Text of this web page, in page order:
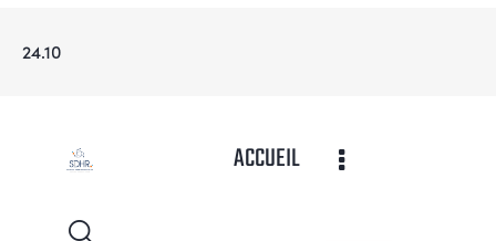
24.10
ACCUEIL